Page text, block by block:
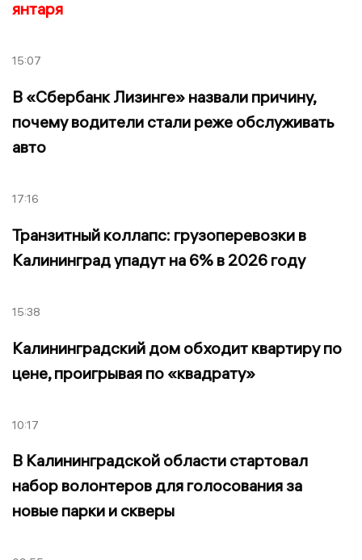
янтаря
15:07
В «Сбербанк Лизинге» назвали причину,
почему водители стали реже обслуживать
авто
17:16
Транзитный коллапс: грузоперевозки в
Калининград упадут на 6% в 2026 году
15:38
Калининградский дом обходит квартиру по
цене, проигрывая по «квадрату»
10:17
В Калининградской области стартовал
набор волонтеров для голосования за
новые парки и скверы